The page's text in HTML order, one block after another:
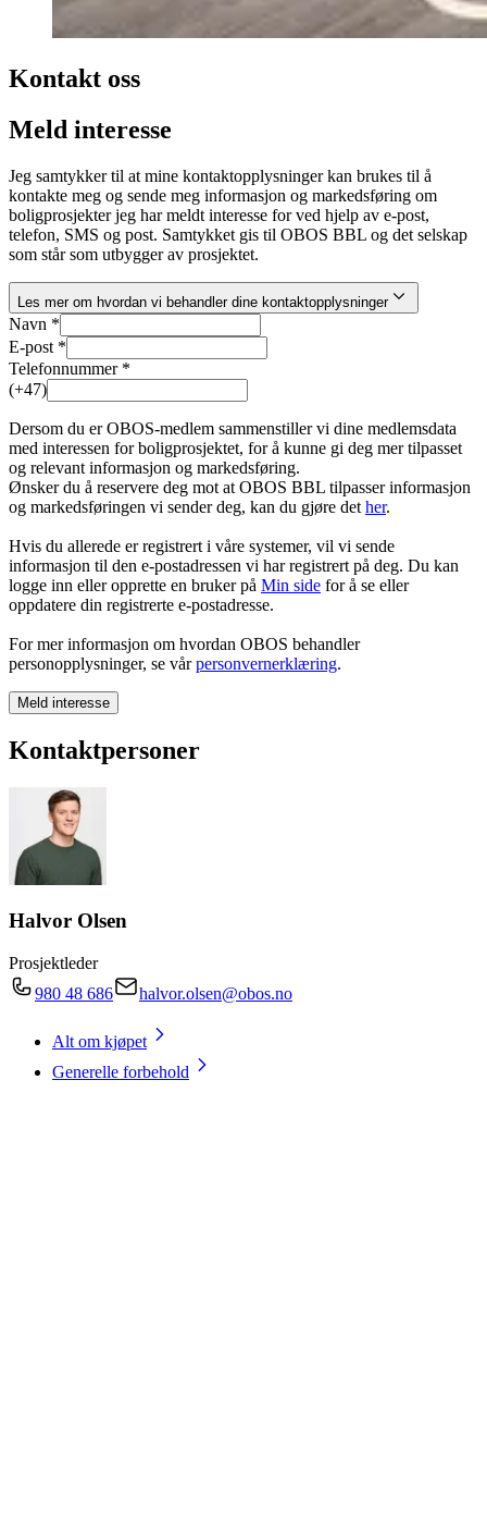
Kontakt oss
Meld interesse
Jeg samtykker til at mine kontaktopplysninger kan brukes til å
kontakte meg og sende meg informasjon og markedsføring om
boligprosjekter jeg har meldt interesse for ved hjelp av e-post,
telefon, SMS og post. Samtykket gis til OBOS BBL og det selskap
som står som utbygger av prosjektet.
Les mer om hvordan vi behandler dine kontaktopplysninger
Navn *
E-post *
Telefonnummer *
(+47)
Dersom du er OBOS-medlem sammenstiller vi dine medlemsdata
med interessen for boligprosjektet, for å kunne gi deg mer tilpasset
og relevant informasjon og markedsføring.
Ønsker du å reservere deg mot at OBOS BBL tilpasser informasjon
og markedsføringen vi sender deg, kan du gjøre det her.
Hvis du allerede er registrert i våre systemer, vil vi sende
informasjon til den e-postadressen vi har registrert på deg. Du kan
logge inn eller opprette en bruker på Min side for å se eller
oppdatere din registrerte e-postadresse.
For mer informasjon om hvordan OBOS behandler
personopplysninger, se vårpersonvernerklæring.
Meld interesse
Kontaktpersoner
Halvor Olsen
Prosjektleder
980 48 686
halvor.olsen@obos.no
Alt om kjøpet
Generelle forbehold